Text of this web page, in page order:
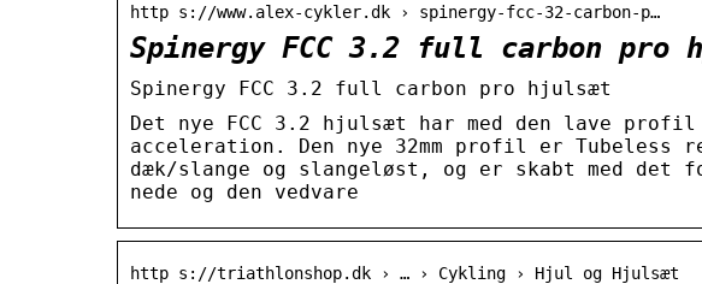
http s://www.alex-cykler.dk › spinergy-fcc-32-carbon-p…
Spinergy FCC 3.2 full carbon pro
Spinergy FCC 3.2 full carbon pro hjulsæt
Det nye FCC 3.2 hjulsæt har med den lave
acceleration. Den nye 32mm profil er Tubeless
dæk/slange og slangeløst, og er skabt med det
nede og den vedvare
http s://triathlonshop.dk › … › Cykling › Hjul og Hjulsæt